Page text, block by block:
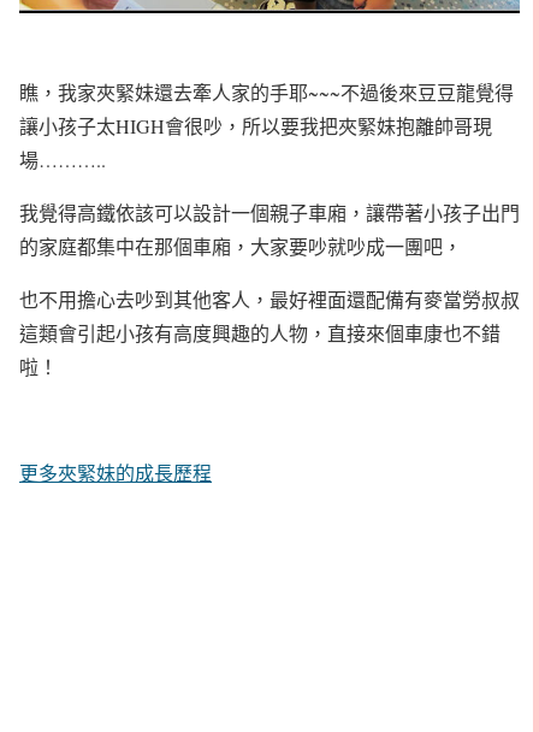
瞧，我家夾緊妹還去牽人家的手耶~~~不過後來豆豆龍覺得
讓小孩子太HIGH會很吵，所以要我把夾緊妹抱離帥哥現
場………..
我覺得高鐵依該可以設計一個親子車廂，讓帶著小孩子出門
的家庭都集中在那個車廂，大家要吵就吵成一團吧，
也不用擔心去吵到其他客人，最好裡面還配備有麥當勞叔叔
這類會引起小孩有高度興趣的人物，直接來個車康也不錯
啦！
更多夾緊妹的成長歷程